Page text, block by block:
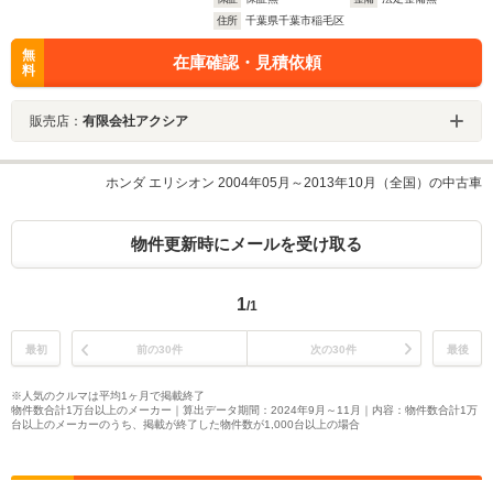
住所
千葉県千葉市稲毛区
無
料
在庫確認・見積依頼
販売店： 有限会社アクシア
ホンダ エリシオン 2004年05月～2013年10月（全国）の中古車
物件更新時にメールを受け取る
1/1
最初 前の30件 次の30件 最後
※人気のクルマは平均1ヶ月で掲載終了
物件数合計1万台以上のメーカー｜算出データ期間：2024年9月～11月｜内容：物件数合計1万
台以上のメーカーのうち、掲載が終了した物件数が1,000台以上の場合